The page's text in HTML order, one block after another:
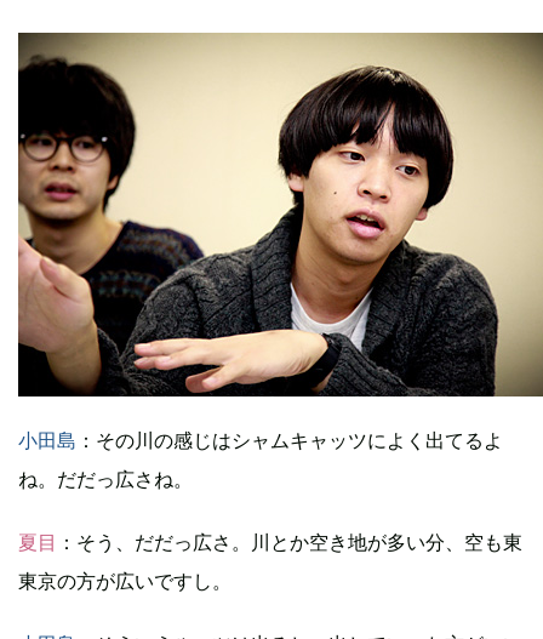
小田島 ：その川の感じはシャムキャッツによく出てるよ
ね。だだっ広さね。
夏目 ：そう、だだっ広さ。川とか空き地が多い分、空も東
東京の方が広いですし。